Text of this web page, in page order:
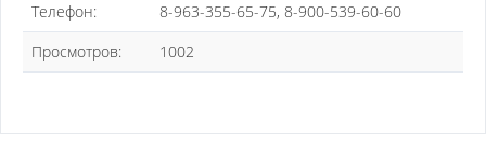
Телефон:
8-963-355-65-75, 8-900-539-60-60
Просмотров:
1002